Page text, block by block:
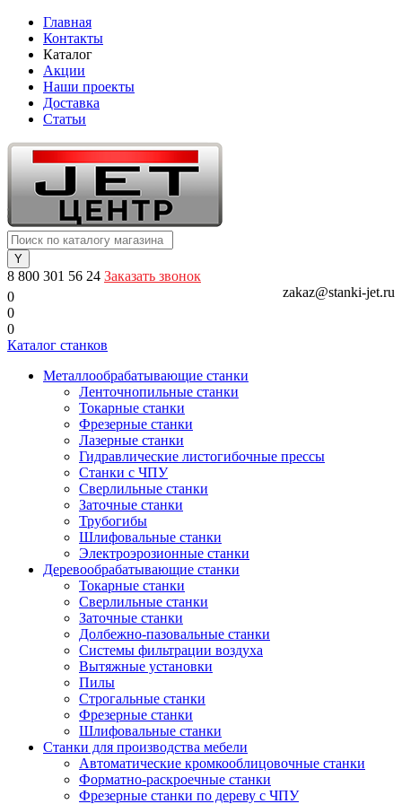
Главная
Контакты
Каталог
Акции
Наши проекты
Доставка
Статьи
8 800 301 56 24 Заказать звонок
zakaz@stanki-jet.ru
0
0
0
Каталог станков
Металлообрабатывающие станки
Ленточнопильные станки
Токарные станки
Фрезерные станки
Лазерные станки
Гидравлические листогибочные прессы
Станки с ЧПУ
Сверлильные станки
Заточные станки
Трубогибы
Шлифовальные станки
Электроэрозионные станки
Деревообрабатывающие станки
Токарные станки
Сверлильные станки
Заточные станки
Долбежно-пазовальные станки
Системы фильтрации воздуха
Вытяжные установки
Пилы
Строгальные станки
Фрезерные станки
Шлифовальные станки
Станки для производства мебели
Автоматические кромкооблицовочные станки
Форматно-раскроечные станки
Фрезерные станки по дереву с ЧПУ